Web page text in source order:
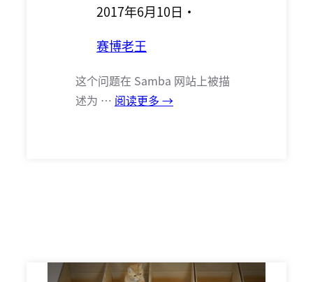
2017年6月10日 ·
赛博老王
这个问题在 Samba 网站上被描
述为 … 阅读更多 →